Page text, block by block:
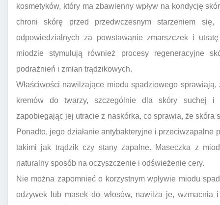
kosmetyków, który ma zbawienny wpływ na kondycję
chroni skórę przed przedwczesnym starzeniem się,
odpowiedzialnych za powstawanie zmarszczek i
miodzie stymulują również procesy regeneracyjne
podrażnień i zmian trądzikowych.
Właściwości nawilżające miodu spadziowego
kremów do twarzy, szczególnie dla skóry suchej i
zapobiegając jej utracie z naskórka, co sprawia, że skóra
Ponadto, jego działanie antybakteryjne i przeciwzapalne
takimi jak trądzik czy stany zapalne. Maseczka z
naturalny sposób na oczyszczenie i odświeżenie cery.
Nie można zapomnieć o korzystnym wpływie miodu
odżywek lub masek do włosów, nawilża je,